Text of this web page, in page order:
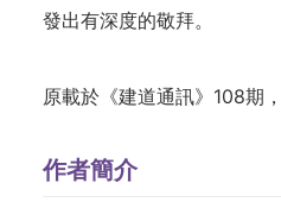
發出有深度的敬拜。
原載於《建道通訊》108期
作者簡介